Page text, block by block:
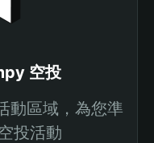
空投
動區域，為您準
投活動